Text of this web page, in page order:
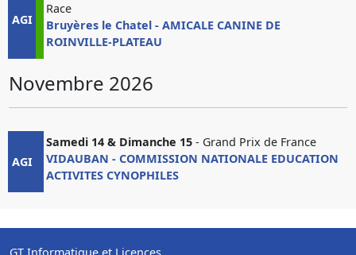
AGI
Race
Bruyères le Chatel - AMICALE CANINE DE
ROINVILLE-PLATEAU
Novembre 2026
AGI
Samedi 14 & Dimanche 15 - Grand Prix de France
VIDAUBAN - COMMISSION NATIONALE EDUCATION
ACTIVITES CYNOPHILES